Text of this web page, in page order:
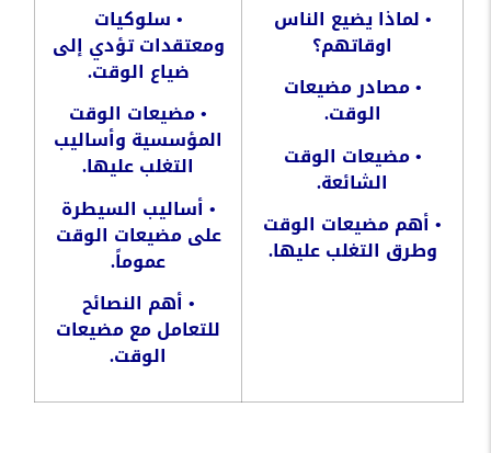
•لماذا يضيع الناس
اوقاتهم؟
•مصادرمضيعات
الوقت.
•مضيعات الوقت
الشائعة.
•أهممضيعات الوقت
وطرق التغلب عليها.
•سلوكيات
ومعتقدات تؤدي إلى
ضياع الوقت.
•مضيعات الوقت
المؤسسية وأساليب
التغلبعليها.
•أساليب السيطرة
على مضيعات الوقت
عموماً.
•أهم النصائح
للتعاملمعمضيعات
الوقت.